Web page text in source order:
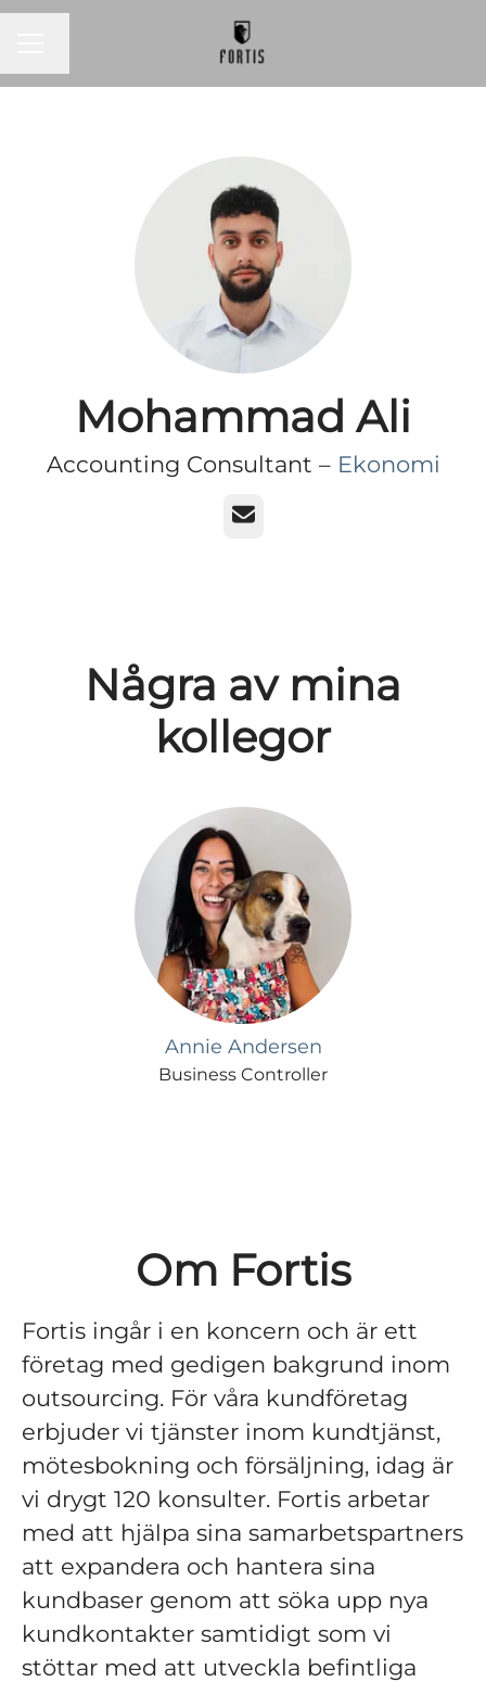
Mohammad Ali
Accounting Consultant – Ekonomi
E-post
Några av mina
kollegor
Annie Andersen
Business Controller
Om Fortis
Fortis ingår i en koncern och är ett
företag med gedigen bakgrund inom
outsourcing. För våra kundföretag
erbjuder vi tjänster inom kundtjänst,
mötesbokning och försäljning, idag är
vi drygt 120 konsulter. Fortis arbetar
med att hjälpa sina samarbetspartners
att expandera och hantera sina
kundbaser genom att söka upp nya
kundkontakter samtidigt som vi
stöttar med att utveckla befintliga